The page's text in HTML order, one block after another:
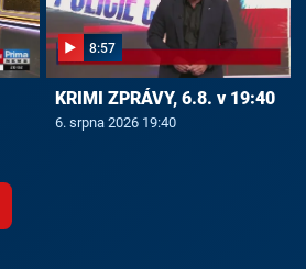
8:57
KRIMI ZPRÁVY, 6.8. v 19:40
6. srpna 2026 19:40